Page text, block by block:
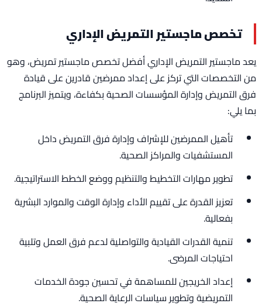
تخصص ماجستير التمريض الإداري
يعد ماجستير التمريض الإداري أفضل تخصص ماجستير تمريض، وهو
من التخصصات التي تركز على إعداد ممرضين قادرين على قيادة
فرق التمريض وإدارة المؤسسات الصحية بكفاءة، ويتميز البرنامج
بما يلي:
تأهيل الممرضين للإشراف وإدارة فرق التمريض داخل
المستشفيات والمراكز الصحية.
تطوير مهارات التخطيط والتنظيم ووضع الخطط الاستراتيجية.
تعزيز القدرة على تقييم الأداء وإدارة الوقت والموارد البشرية
بفعالية.
تنمية القدرات القيادية والتواصلية لدعم فرق العمل وتلبية
احتياجات المرضى.
إعداد الخريجين للمساهمة في تحسين جودة الخدمات
التمريضية وتطوير سياسات الرعاية الصحية.